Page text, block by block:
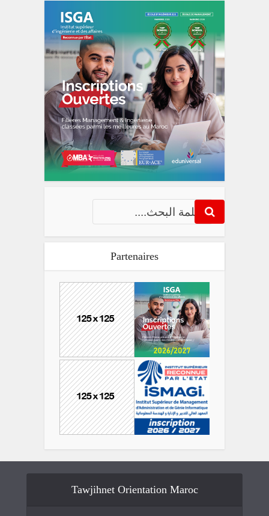
Partenaires
Tawjihnet Orientation Maroc